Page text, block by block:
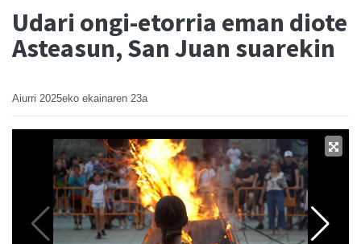
Udari ongi-etorria eman diote
Asteasun, San Juan suarekin
Aiurri 2025eko ekainaren 23a